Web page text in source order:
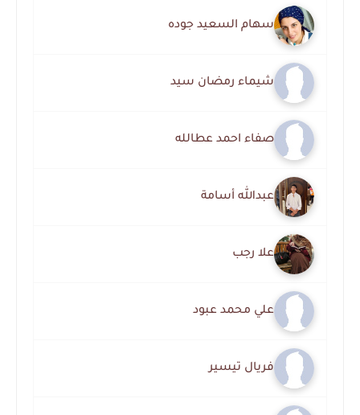
سهام السعيد جوده
شيماء رمضان سيد
صفاء احمد عطالله
عبدالله أسامة
علا رجب
علي محمد عبود
فريال تيسير